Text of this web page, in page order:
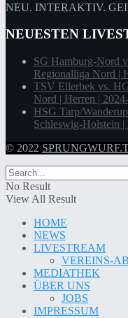
NEU. INTERAKTIV.
NEUESTEN
SG Hamburg-Nord
Regionalliga Nord |
TSV Ellerbek vs.
Nord | Herren |
HSG Tarp/
Schleswig-Holstein
© 2022
No Result
View All Result
HOME
NEWS
LIVESTREAM
VEREINS-
MEDIATHEK
ÜBER UNS
JOBS
IMPRESSUM